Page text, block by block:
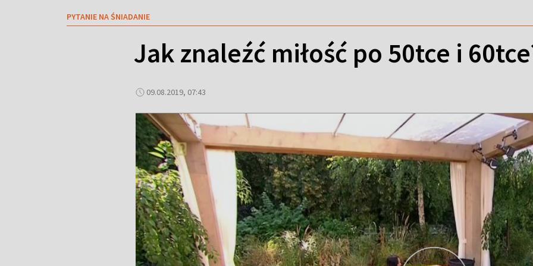
PYTANIE NA ŚNIADANIE
Jak znaleźć miłość po 50tce i
09.08.2019, 07:43